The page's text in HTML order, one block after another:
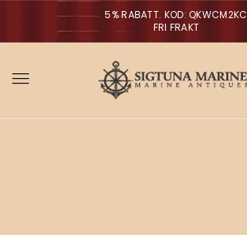
5% RABATT. KOD: QKWCM2KC
FRI FRAKT